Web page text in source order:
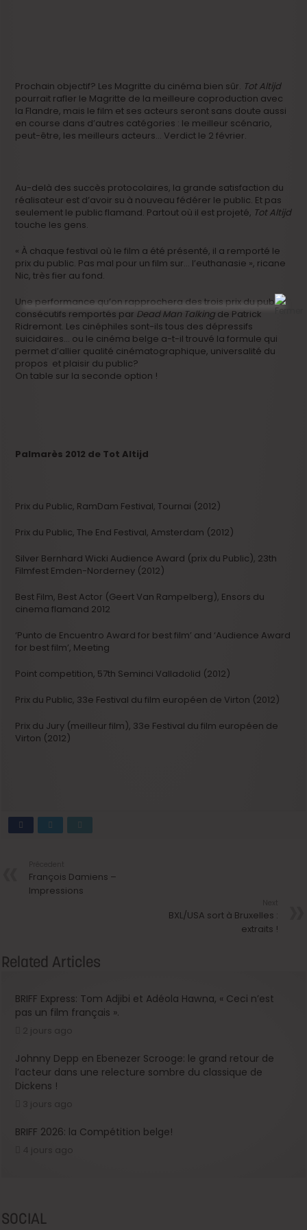
Prochain objectif? Les Magritte du cinéma bien sûr. Tot Altijd
pourrait rafler le Magritte de la meilleure coproduction avec
la Flandre, mais le film et ses acteurs seront sans doute aussi
en course dans d’autres catégories : le meilleur scénario,
peut-être, les meilleurs acteurs… Verdict le 2 février.
Au-delà des succès protocolaires, la grande satisfaction du
réalisateur est d’avoir su à nouveau fédérer le public. Et pas
seulement le public flamand. Partout où il est projeté, Tot Altijd
touche les gens.
« À chaque festival où le film a été présenté, il a remporté le
prix du public. Pas mal pour un film sur… l’euthanasie », ricane
Nic, très fier au fond.
Une performance qu’on rapprochera des trois prix du public
consécutifs remportés par Dead Man Talkingde Patrick
Ridremont. Les cinéphiles sont-ils tous des dépressifs
suicidaires… ou le cinéma belge a-t-il trouvé la formule qui
permet d’allier qualité cinématographique, universalité du
propos et plaisir du public?
On table sur la seconde option !
Palmarès 2012 de Tot Altijd
Prix du Public, RamDam Festival, Tournai (2012)
Prix du Public, The End Festival, Amsterdam (2012)
Silver Bernhard Wicki Audience Award (prix du Public), 23th
Filmfest Emden-Norderney (2012)
Best Film, Best Actor (Geert Van Rampelberg), Ensors du
cinema flamand 2012
‘Punto de Encuentro Award for best film’ and ‘Audience Award
for best film’, Meeting
Point competition, 57th Seminci Valladolid (2012)
Prix du Public, 33e Festival du film européen de Virton (2012)
Prix du Jury (meilleur film), 33e Festival du film européen de
Virton (2012)
François Damiens –
Impressions
BXL/USA sort à Bruxelles :
extraits !
Related Articles
BRIFF Express: Tom Adjibi et Adéola Hawna, « Ceci n’est
pas un film français ».
2 jours ago
Johnny Depp en Ebenezer Scrooge: le grand retour de
l’acteur dans une relecture sombre du classique de
Dickens !
3 jours ago
BRIFF 2026: la Compétition belge!
4 jours ago
SOCIAL